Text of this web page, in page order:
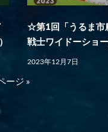
☆第1回「うるま市
戦士ワイドーショ
2023年12月7日
ージ »